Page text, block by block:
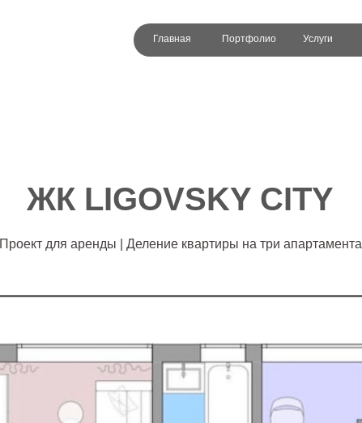
Главная Портфолио Услуги
ЖК LIGOVSKY CITY
Проект для аренды | Деление квартиры на три апартамента